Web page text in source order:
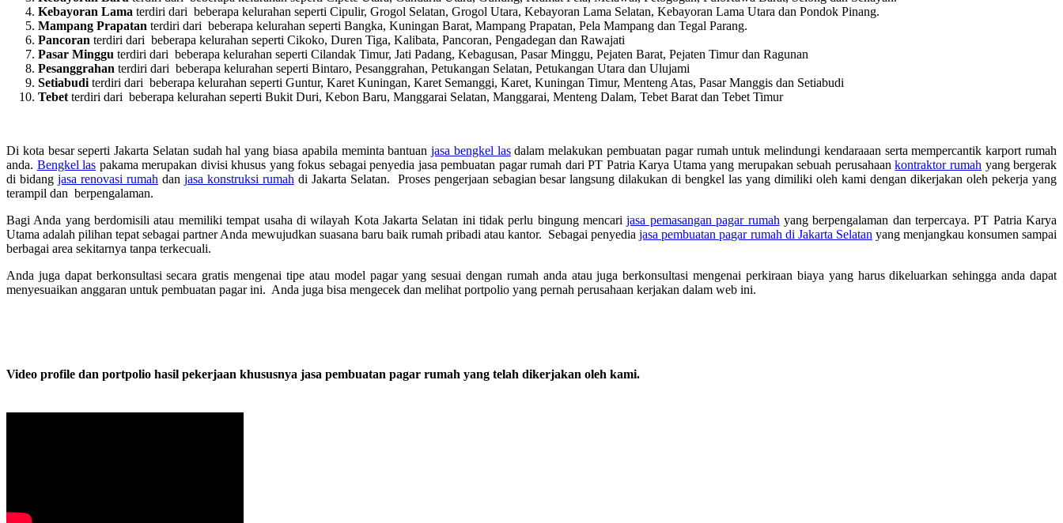
Kebayoran Lama terdiri dari beberapa kelurahan seperti Cipulir, Grogol Selatan, Grogol Utara, Kebayoran Lama Selatan, Kebayoran Lama Utara dan Pondok Pinang.
Mampang Prapatan terdiri dari beberapa kelurahan seperti Bangka, Kuningan Barat, Mampang Prapatan, Pela Mampang dan Tegal Parang.
Pancoran terdiri dari beberapa kelurahan seperti Cikoko, Duren Tiga, Kalibata, Pancoran, Pengadegan dan Rawajati
Pasar Minggu terdiri dari beberapa kelurahan seperti Cilandak Timur, Jati Padang, Kebagusan, Pasar Minggu, Pejaten Barat, Pejaten Timur dan Ragunan
Pesanggrahan terdiri dari beberapa kelurahan seperti Bintaro, Pesanggrahan, Petukangan Selatan, Petukangan Utara dan Ulujami
Setiabudi terdiri dari beberapa kelurahan seperti Guntur, Karet Kuningan, Karet Semanggi, Karet, Kuningan Timur, Menteng Atas, Pasar Manggis dan Setiabudi
Tebet terdiri dari beberapa kelurahan seperti Bukit Duri, Kebon Baru, Manggarai Selatan, Manggarai, Menteng Dalam, Tebet Barat dan Tebet Timur
Di kota besar seperti Jakarta Selatan sudah hal yang biasa apabila meminta bantuanjasa bengkel lasdalam melakukan pembuatan pagar rumah untuk melindungi kendaraaan serta mempercantik karport rumah
anda. Bengkel las pakama merupakan divisi khusus yang fokus sebagai penyedia jasa pembuatan pagar rumah dari PT Patria Karya Utama yang merupakan sebuah perusahaankontraktor rumah yang bergerak
di bidang jasa renovasi rumah dan jasa konstruksi rumah di Jakarta Selatan. Proses pengerjaan sebagian besar langsung dilakukan di bengkel las yang dimiliki oleh kami dengan dikerjakan oleh pekerja yang
terampil dan berpengalaman.
Bagi Anda yang berdomisili atau memiliki tempat usaha di wilayah Kota Jakarta Selatan ini tidak perlu bingung mencarijasa pemasangan pagar rumah yang berpengalaman dan terpercaya. PT Patria Karya
Utama adalah pilihan tepat sebagai partner Anda mewujudkan suasana baru baik rumah pribadi atau kantor. Sebagai penyediajasa pembuatan pagar rumah di Jakarta Selatan yang menjangkau konsumen sampai
berbagai area sekitarnya tanpa terkecuali.
Anda juga dapat berkonsultasi secara gratis mengenai tipe atau model pagar yang sesuai dengan rumah anda atau juga berkonsultasi mengenai perkiraan biaya yang harus dikeluarkan sehingga anda dapat
menyesuaikan anggaran untuk pembuatan pagar ini. Anda juga bisa mengecek dan melihat portpolio yang pernah perusahaan kerjakan dalam web ini.
Video profile dan portpolio hasil pekerjaan khususnya jasa pembuatan pagar rumah yang telah dikerjakan oleh kami.